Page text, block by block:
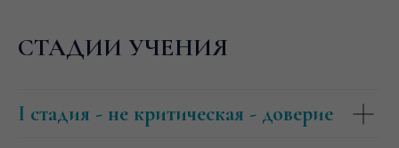
СТАДИИ УЧЕНИЯ
I стадия - не критическая - доверие